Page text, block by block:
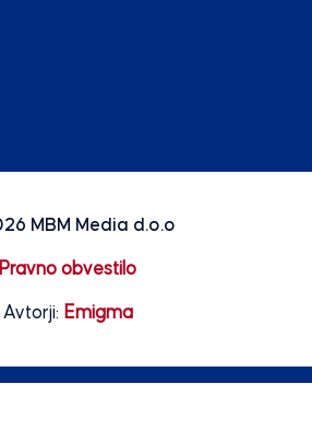
MBM Media d.o.o
Pravno obvestilo
Avtorji: Emigma